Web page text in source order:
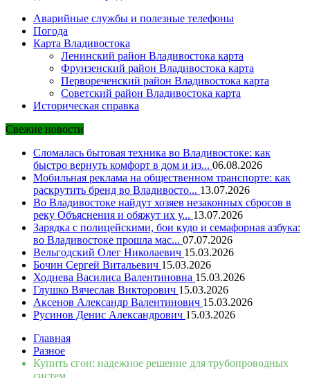
Владивосток — городской сайт
Аварийные службы и полезные телефоны
Погода
Карта Владивостока
Ленинский район Владивостока карта
Фрунзенский район Владивостока карта
Первореченский район Владивостока карта
Советский район Владивостока карта
Историческая справка
Свежие новости
Сломалась бытовая техника во Владивостоке: как
быстро вернуть комфорт в дом и из... 06.08.2026
Мобильная реклама на общественном транспорте: как
раскрутить бренд во Владивосто... 13.07.2026
Во Владивостоке найдут хозяев незаконных сбросов в
реку Объяснения и обяжут их у... 13.07.2026
Зарядка с полицейскими, бои кудо и семафорная азбука:
во Владивостоке прошла мас... 07.07.2026
Вельгодский Олег Николаевич 15.03.2026
Бочин Сергей Витальевич 15.03.2026
Ходнева Василиса Валентиновна 15.03.2026
Глушко Вячеслав Викторович 15.03.2026
Аксенов Александр Валентинович 15.03.2026
Русинов Денис Александрович 15.03.2026
Главная
Разное
Купить сгон: надежное решение для трубопроводных
систем